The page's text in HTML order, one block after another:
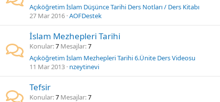
Açıköğretim İslam Düşünce Tarihi Ders Notları / Ders Kitabı
27 Mar 2016 AOFDestek
İslam Mezhepleri Tarihi
Konular 7 Mesajlar 7
Açıköğretim İslam Mezhepleri Tarihi 6.Ünite Ders Videosu
11 Mar 2013 nzeytinevi
Tefsir
Konular 7 Mesajlar 7